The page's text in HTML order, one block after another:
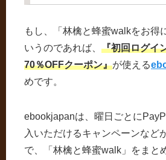
もし、「林檎と蜂蜜walkをお得
いうのであれば、 『初回ログイ
70％OFFクーポン』が使える
めです。
ebookjapanは、曜日ごとに
入いただけるキャンペーンなど
で、「林檎と蜂蜜walk」をまと